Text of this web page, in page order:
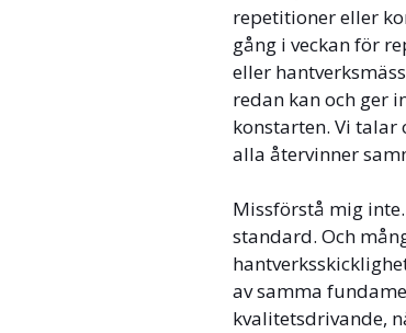
repetitioner eller
gång i veckan för
eller
redan kan och ger
konstarten. Vi
alla återvinner
Missförstå mig
standard. Och
av samma
kvalitetsdrivande,